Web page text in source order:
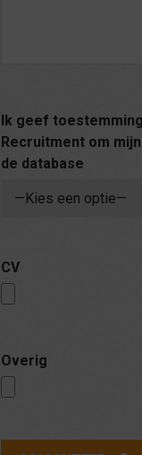
Ik geef
Recruitment om
de database
CV
Overig